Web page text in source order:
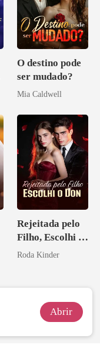
O destino pode
ser mudado?
Mia Caldwell
Rejeitada pelo
Filho, Escolhi o
Don
Roda Kinder
Abrir